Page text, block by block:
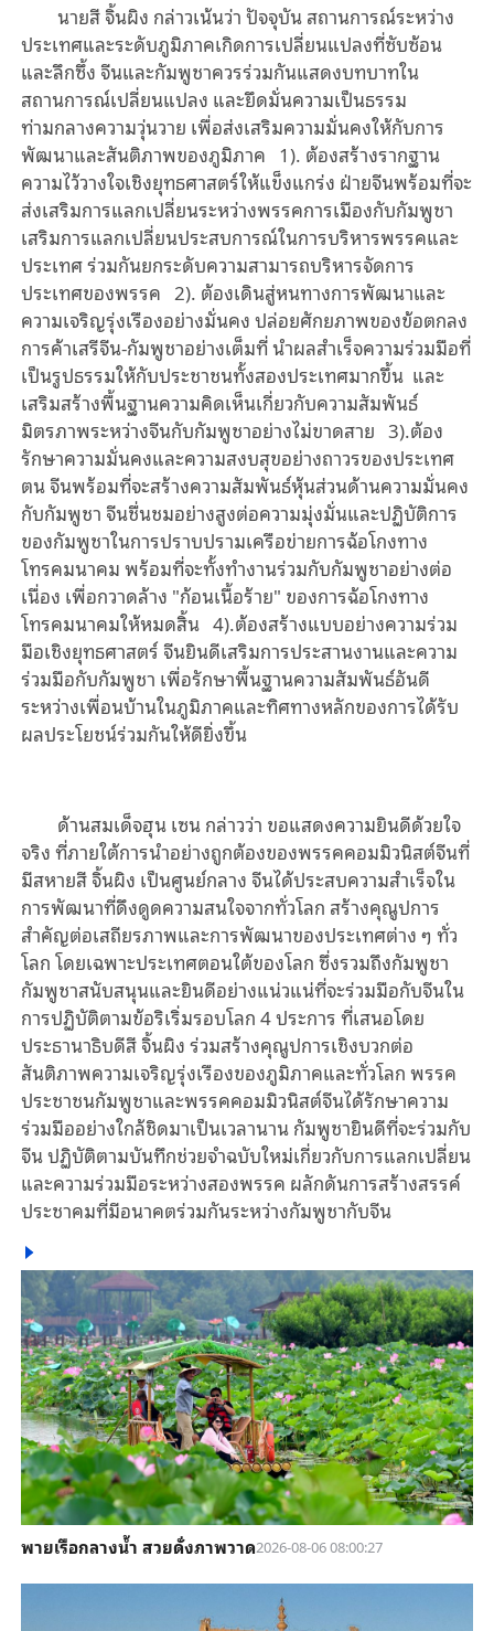
นายสี จิ้นผิง กล่าวเน้นว่า ปัจจุบัน สถานการณ์ระหว่าง
ประเทศและระดับภูมิภาคเกิดการเปลี่ยนแปลงที่ซับซ้อน
และลึกซึ้ง จีนและกัมพูชาควรร่วมกันแสดงบทบาทใน
สถานการณ์เปลี่ยนแปลง และยึดมั่นความเป็นธรรม
ท่ามกลางความวุ่นวาย เพื่อส่งเสริมความมั่นคงให้กับการ
พัฒนาและสันติภาพของภูมิภาค 1). ต้องสร้างรากฐาน
ความไว้วางใจเชิงยุทธศาสตร์ให้แข็งแกร่ง ฝ่ายจีนพร้อมที่จะ
ส่งเสริมการแลกเปลี่ยนระหว่างพรรคการเมืองกับกัมพูชา
เสริมการแลกเปลี่ยนประสบการณ์ในการบริหารพรรคและ
ประเทศ ร่วมกันยกระดับความสามารถบริหารจัดการ
ประเทศของพรรค 2). ต้องเดินสู่หนทางการพัฒนาและ
ความเจริญรุ่งเรืองอย่างมั่นคง ปล่อยศักยภาพของข้อตกลง
การค้าเสรีจีน-กัมพูชาอย่างเต็มที่ นำผลสำเร็จความร่วมมือที่
เป็นรูปธรรมให้กับประชาชนทั้งสองประเทศมากขึ้น และ
เสริมสร้างพื้นฐานความคิดเห็นเกี่ยวกับความสัมพันธ์
มิตรภาพระหว่างจีนกับกัมพูชาอย่างไม่ขาดสาย 3).ต้อง
รักษาความมั่นคงและความสงบสุขอย่างถาวรของประเทศ
ตน จีนพร้อมที่จะสร้างความสัมพันธ์หุ้นส่วนด้านความมั่นคง
กับกัมพูชา จีนชื่นชมอย่างสูงต่อความมุ่งมั่นและปฏิบัติการ
ของกัมพูชาในการปราบปรามเครือข่ายการฉ้อโกงทาง
โทรคมนาคม พร้อมที่จะทั้งทำงานร่วมกับกัมพูชาอย่างต่อ
เนื่อง เพื่อกวาดล้าง "ก้อนเนื้อร้าย" ของการฉ้อโกงทาง
โทรคมนาคมให้หมดสิ้น 4).ต้องสร้างแบบอย่างความร่วม
มือเชิงยุทธศาสตร์ จีนยินดีเสริมการประสานงานและความ
ร่วมมือกับกัมพูชา เพื่อรักษาพื้นฐานความสัมพันธ์อันดี
ระหว่างเพื่อนบ้านในภูมิภาคและทิศทางหลักของการได้รับ
ผลประโยชน์ร่วมกันให้ดียิ่งขึ้น
ด้านสมเด็จฮุน เซน กล่าวว่า ขอแสดงความยินดีด้วยใจ
จริง ที่ภายใต้การนำอย่างถูกต้องของพรรคคอมมิวนิสต์จีนที่
มีสหายสี จิ้นผิง เป็นศูนย์กลาง จีนได้ประสบความสําเร็จใน
การพัฒนาที่ดึงดูดความสนใจจากทั่วโลก สร้างคุณูปการ
สำคัญต่อเสถียรภาพและการพัฒนาของประเทศต่าง ๆ ทั่ว
โลก โดยเฉพาะประเทศตอนใต้ของโลก ซึ่งรวมถึงกัมพูชา
กัมพูชาสนับสนุนและยินดีอย่างแน่วแน่ที่จะร่วมมือกับจีนใน
การปฏิบัติตามข้อริเริ่มรอบโลก 4 ประการ ที่เสนอโดย
ประธานาธิบดีสี จิ้นผิง ร่วมสร้างคุณูปการเชิงบวกต่อ
สันติภาพความเจริญรุ่งเรืองของภูมิภาคและทั่วโลก พรรค
ประชาชนกัมพูชาและพรรคคอมมิวนิสต์จีนได้รักษาความ
ร่วมมืออย่างใกล้ชิดมาเป็นเวลานาน กัมพูชายินดีที่จะร่วมกับ
จีน ปฏิบัติตามบันทึกช่วยจำฉบับใหม่เกี่ยวกับการแลกเปลี่ยน
และความร่วมมือระหว่างสองพรรค ผลักดันการสร้างสรรค์
ประชาคมที่มีอนาคตร่วมกันระหว่างกัมพูชากับจีน
พายเรือกลางน้ำ สวยดั่งภาพวาด2026-08-06 08:00:27